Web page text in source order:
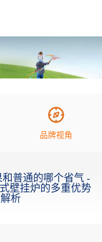
品牌视角
普通的哪个省气 -
壁挂炉的多重优势
解析